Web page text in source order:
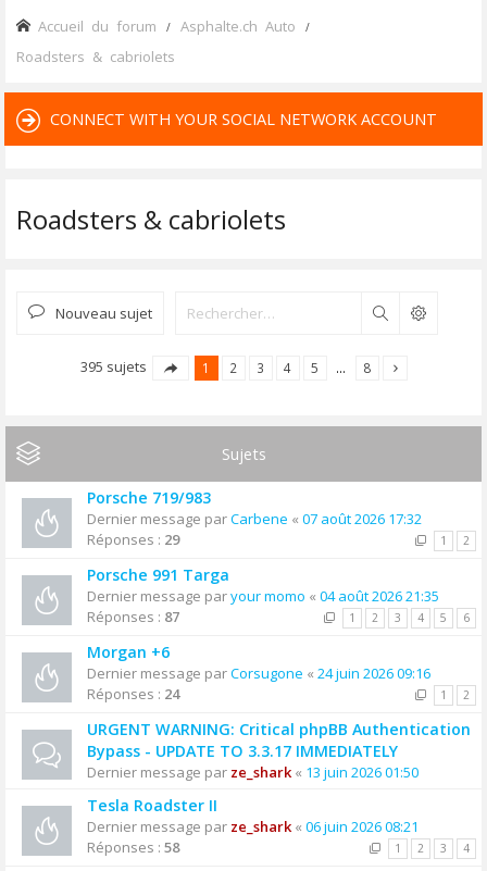
Accueil du forum Asphalte.ch Auto
Roadsters & cabriolets
CONNECT WITH YOUR SOCIAL NETWORK ACCOUNT
Roadsters & cabriolets
Nouveau sujet Rechercher
395 sujets 1 2 3 4 5 … 8
Sujets
Porsche 719/983
Dernier message parCarbene « 07 août 2026 17:32
Réponses : 29 1 2
Porsche 991 Targa
Dernier message paryour momo « 04 août 2026 21:35
Réponses : 87 1 2 3 4 5 6
Morgan +6
Dernier message parCorsugone « 24 juin 2026 09:16
Réponses : 24 1 2
URGENT WARNING: Critical phpBB Authentication
Bypass - UPDATE TO 3.3.17 IMMEDIATELY
Dernier message par ze_shark« 13 juin 2026 01:50
Tesla Roadster II
Dernier message par ze_shark« 06 juin 2026 08:21
Réponses : 58 1 2 3 4